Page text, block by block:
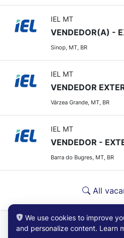
IEL MT
VENDEDOR(A) -
Sinop, MT, BR
IEL MT
VENDEDOR
Várzea Grande, MT, BR
IEL MT
VENDEDOR -
Barra do Bugres, MT, BR
All
We use cookies to improve
and personalize content. Learn